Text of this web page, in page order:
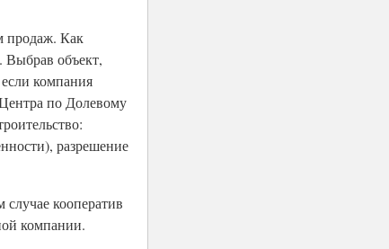
продаж. Как
Выбрав объект,
компания
по Долевому
разрешение
кооператив
компании.